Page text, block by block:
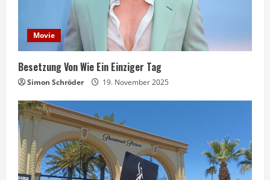
Movie
Besetzung Von Wie Ein Einziger Tag
Simon Schröder 19. November 2025